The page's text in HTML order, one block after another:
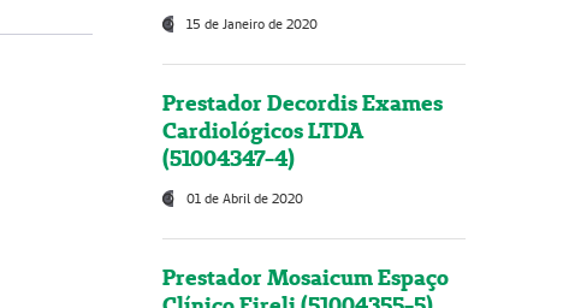
15 de Janeiro de 2020
Prestador Decordis Exames
Cardiológicos LTDA
(51004347-4)
01 de Abril de 2020
Prestador Mosaicum Espaço